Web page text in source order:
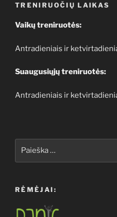
TRENIRUOČIŲ LAIKAS
Vaikų treniruotės:
Antradieniais ir
Suaugusiųjų treniruotės:
Antradieniais ir
RĖMĖJAI: